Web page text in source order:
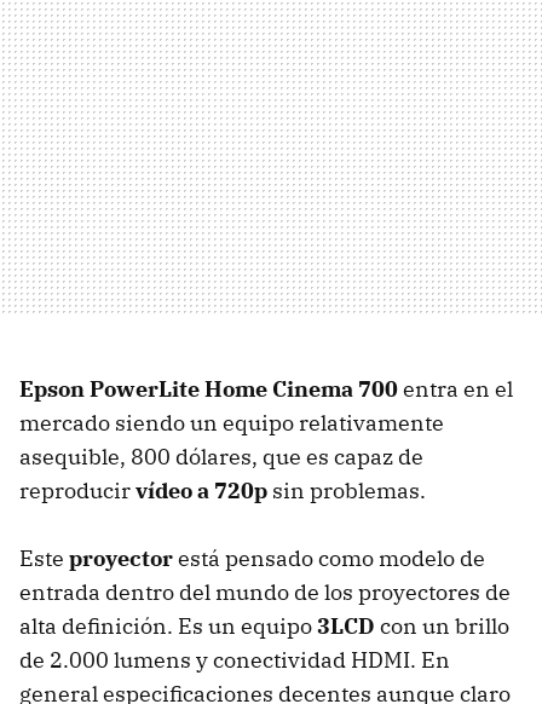
Epson PowerLite Home Cinema 700entra en el
mercado siendo un equipo relativamente
asequible, 800 dólares, que es capaz de
reproducirvídeo a 720p sin problemas.
Este proyectorestá pensado como modelo de
entrada dentro del mundo de los proyectores de
alta definición. Es un equipo3LCD con un brillo
de 2.000 lumens y conectividad HDMI. En
general especificaciones decentes aunque claro